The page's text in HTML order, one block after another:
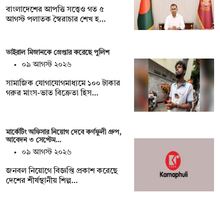
বাংলাদেশের আপত্তি সত্ত্বেও গত ৫
আগস্ট পলাতক স্বৈরাচার শেখ হ…
ভাইরাল মিজানকে গ্রেপ্তার করেছে পুলিশ
০৯ আগস্ট ২০২৬
সামাজিক যোগাযোগমাধ্যমে ১০০ টাকার
গরুর মাংস-ভাত বিক্রেতা হিস…
মার্কেটিং অফিসার নিয়োগ দেবে কর্ণফুলী গ্রুপ,
আবেদন ৩ সেপ্টেম…
০৯ আগস্ট ২০২৬
জনবল নিয়োগে বিজ্ঞপ্তি প্রকাশ করেছে
দেশের শীর্ষস্থানীয় শিল্প…